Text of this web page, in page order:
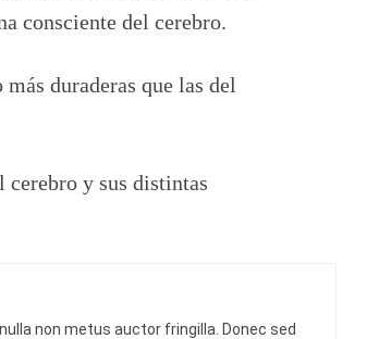
consciente del cerebro.
duraderas que las del
cerebro y sus distintas
non metus auctor fringilla. Donec sed